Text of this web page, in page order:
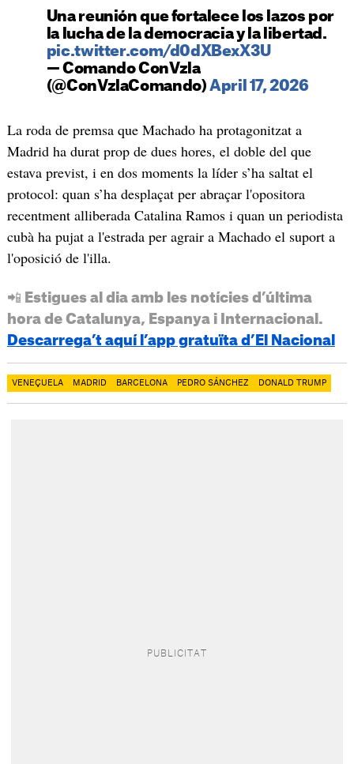
Una reunión que fortalece los lazos por
la lucha de la democracia y la libertad.
pic.twitter.com/d0dXBexX3U
— Comando ConVzla
(@ConVzlaComando)April 17, 2026
La roda de premsa que Machado ha protagonitzat a
Madrid ha durat prop de dues hores, el doble del que
estava previst, i en dos moments la líder s’ha saltat el
protocol: quan s’ha desplaçat per abraçar l'opositora
recentment alliberada Catalina Ramos i quan un periodista
cubà ha pujat a l'estrada per agrair a Machado el suport a
l'oposició de l'illa.
📲 Estigues al dia amb les notícies d’última
hora de Catalunya, Espanya i Internacional.
Descarrega’t aquí l’app gratuïta d’El Nacional
VENEÇUELA MADRID BARCELONA PEDRO SÁNCHEZ DONALD TRUMP